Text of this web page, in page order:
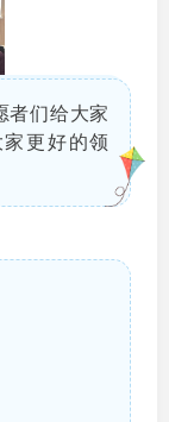
者们给大家
更好的领